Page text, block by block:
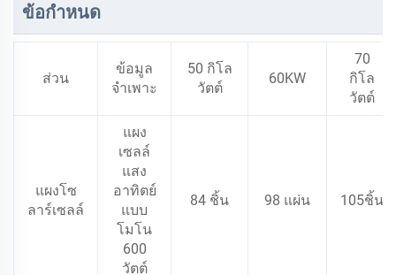
ข้อกำหนด
ส่วน
ข้อมูล
จำเพาะ
50 กิโล
วัตต์
60KW
70
กิโล
วัตต์
แผงโซ
ลาร์เซลล์
แผง
เซลล์
แสง
อาทิตย์
แบบ
โมโน
600
วัตต์
84 ชิ้น 98 แผ่น 105ชิ้น